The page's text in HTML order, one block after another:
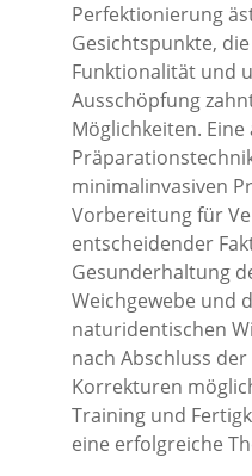
Perfektionierung
Gesichtspunkte,
Funktionalität und
Ausschöpfung
Möglichkeiten. Eine
minimalinvasiven
Vorbereitung für
entscheidender
Gesunderhaltung
Weichgewebe und
naturidentischen
nach Abschluss
Korrekturen
Training und
eine erfolgreiche